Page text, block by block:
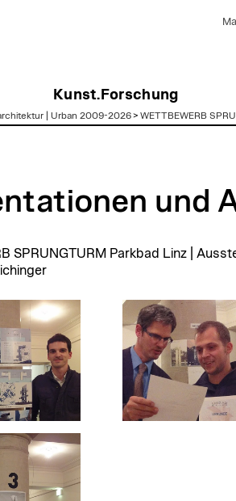
Kunst.Forschung
| Urban 2009-2026> WETTBEWERB
und
SPRUNGTURM Parkbad Linz |